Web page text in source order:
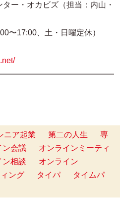
ー・オカビズ（担当：内山・
〜17:00、土・日曜定休）
ニア起業 第二の人生
専
ン会議
オンラインミーティ
ン相談
オンライン
ング タイパ
タイムパ